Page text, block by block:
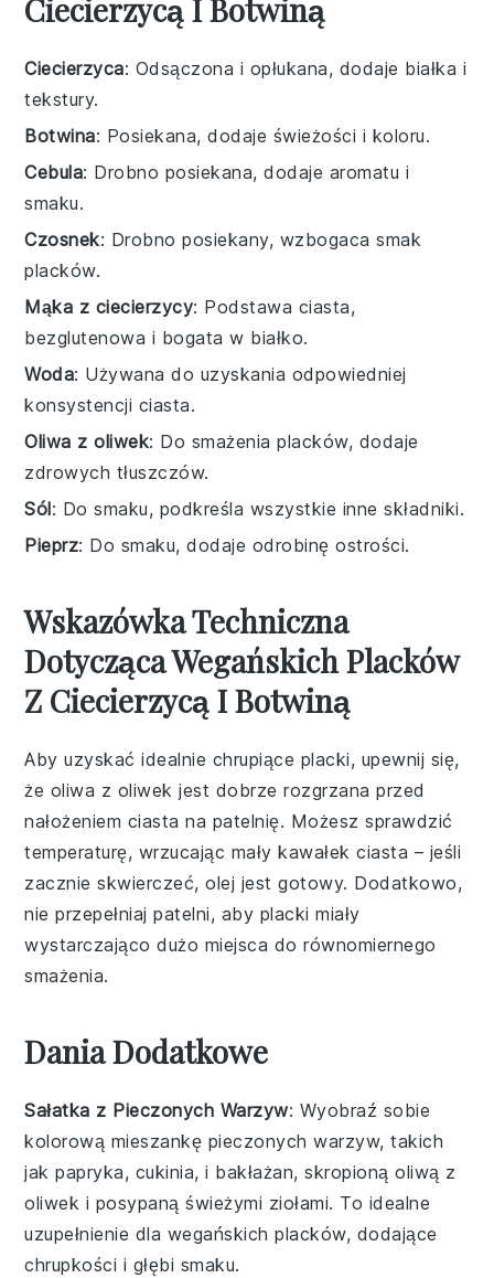
Ciecierzycą I Botwiną
Ciecierzyca: Odsączona i opłukana, dodaje białka i
tekstury.
Botwina: Posiekana, dodaje świeżości i koloru.
Cebula: Drobno posiekana, dodaje aromatu i
smaku.
Czosnek: Drobno posiekany, wzbogaca smak
placków.
Mąka z ciecierzycy: Podstawa ciasta,
bezglutenowa i bogata w białko.
Woda: Używana do uzyskania odpowiedniej
konsystencji ciasta.
Oliwa z oliwek: Do smażenia placków, dodaje
zdrowych tłuszczów.
Sól: Do smaku, podkreśla wszystkie inne składniki.
Pieprz: Do smaku, dodaje odrobinę ostrości.
Wskazówka Techniczna
Dotycząca Wegańskich Placków
Z Ciecierzycą I Botwiną
Aby uzyskać idealnie chrupiące placki, upewnij się,
że oliwa z oliwek jest dobrze rozgrzana przed
nałożeniem ciasta na patelnię. Możesz sprawdzić
temperaturę, wrzucając mały kawałek ciasta – jeśli
zacznie skwierczeć, olej jest gotowy. Dodatkowo,
nie przepełniaj patelni, aby placki miały
wystarczająco dużo miejsca do równomiernego
smażenia.
Dania Dodatkowe
Sałatka z Pieczonych Warzyw: Wyobraź sobie
kolorową mieszankę pieczonych warzyw, takich
jakpapryka, cukinia, i bakłażan, skropionąoliwą z
oliwek i posypanąświeżymi ziołami. To idealne
uzupełnienie dla wegańskich placków, dodające
chrupkości i głębi smaku.